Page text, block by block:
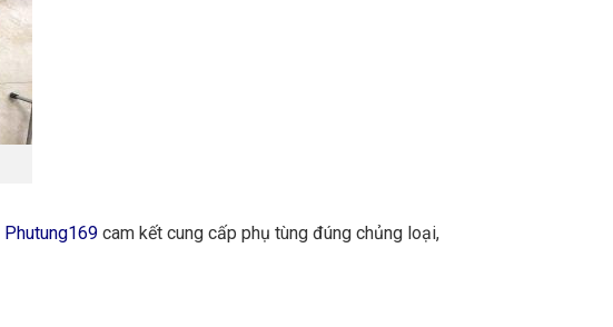
Phutung169 cam kết cung cấp phụ tùng đúng chủng loại,